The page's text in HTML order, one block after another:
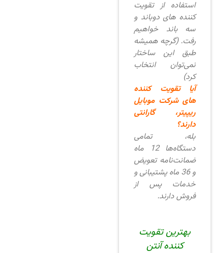
استفاده از تقویت
کننده های دوباند و
سه باند خواهیم
رفت. (گرچه همیشه
طبق این ساختار
نمی‌توان انتخاب
کرد)
آیا تقویت کننده
های شرکت موبایل
ریپیتر، گارانتی
دارند؟
بله، تمامی
دستگاه‌ها 12 ماه
ضمانت‌نامه تعویض
و 36 ماه پشتیبانی و
خدمات پس از
فروش دارند.
بهترین تقویت
کننده آنتن